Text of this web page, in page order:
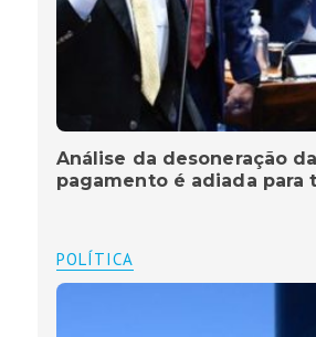
Análise da desoneração
pagamento é adiada para
POLÍTICA